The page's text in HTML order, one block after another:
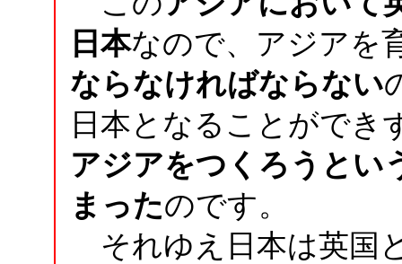
日本なので、アジアを
ならなければならない
日本となることができ
アジアをつくろうとい
まったのです。
それゆえ日本は英国